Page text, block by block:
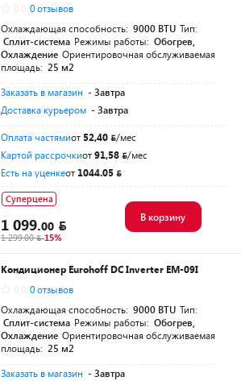
0 отзывов
Охлаждающая способность: 9000 BTU Тип:
Сплит-система Режимы работы: Обогрев,
Охлаждение Ориентировочная обслуживаемая
площадь: 25 м2
Заказать в магазин - Завтра
Доставка курьером - Завтра
Оплата частямиот 52,40
/мес
Картой рассрочкиот91,58
/мес
Есть на уценкеот 1044.05
Суперцена
1 099.00
1 299.00 -15%
В корзину
Кондиционер Eurohoff DC Inverter EM-09I
0 отзывов
Охлаждающая способность: 9000 BTU Тип:
Сплит-система Режимы работы: Обогрев,
Охлаждение Ориентировочная обслуживаемая
площадь: 25 м2
Заказать в магазин - Завтра